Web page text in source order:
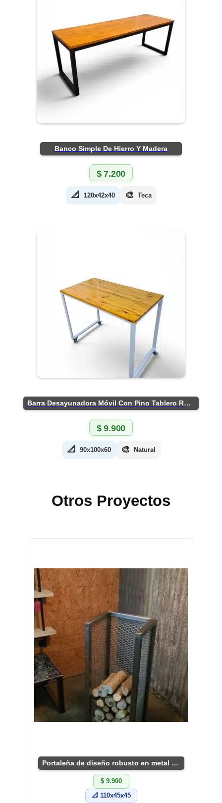
Banco Simple De Hierro Y Madera
$7.200
📐 120x42x40 🎨 Teca
Barra Desayunadora Móvil Con Pino Tablero Rústico
$9.900
📐 90x100x60 🎨 Natural
Otros Proyectos
Portaleña de diseño robusto en metal y rejilla
$ 9.900
📐 110x45x45